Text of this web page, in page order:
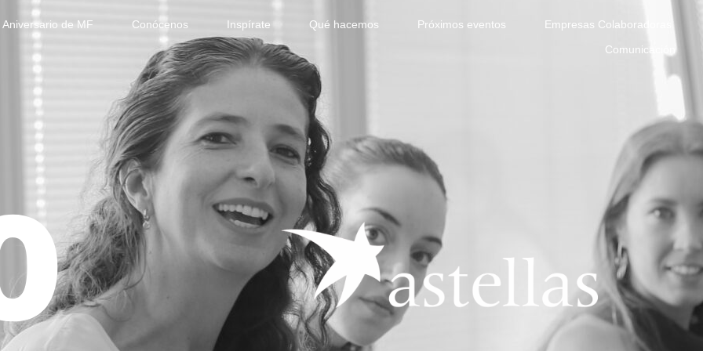
Aniversario de MF Conócenos Inspírate Qué hacemos Próximos eventos
Empresas Colaboradoras
Comunicación